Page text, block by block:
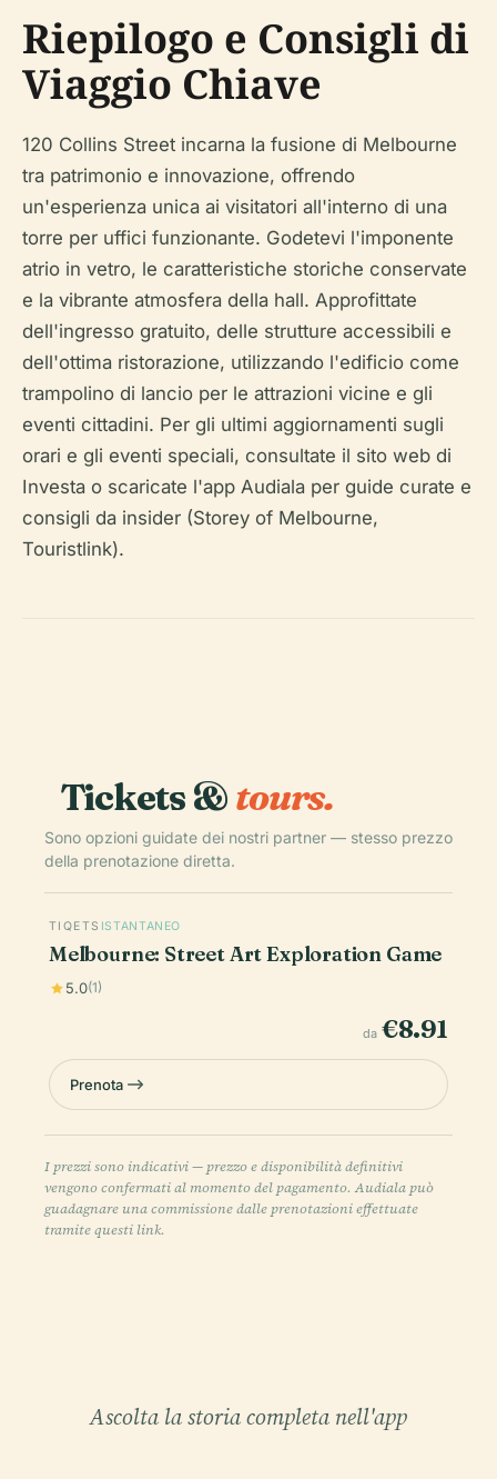
Riepilogo e Consigli di
Viaggio Chiave
120 Collins Street incarna la fusione di Melbourne
tra patrimonio e innovazione, offrendo
un'esperienza unica ai visitatori all'interno di una
torre per uffici funzionante. Godetevi l'imponente
atrio in vetro, le caratteristiche storiche conservate
e la vibrante atmosfera della hall. Approfittate
dell'ingresso gratuito, delle strutture accessibili e
dell'ottima ristorazione, utilizzando l'edificio come
trampolino di lancio per le attrazioni vicine e gli
eventi cittadini. Per gli ultimi aggiornamenti sugli
orari e gli eventi speciali, consultate il sito web di
Investa o scaricate l'app Audiala per guide curate e
consigli da insider (Storey of Melbourne,
Touristlink).
Tickets &tours.
Sono opzioni guidate dei nostri partner — stesso prezzo
della prenotazione diretta.
TIQETS ISTANTANEO
Melbourne: Street Art Exploration Game
5.0(1)
da €8.91
Prenota
I prezzi sono indicativi — prezzo e disponibilità definitivi
vengono confermati al momento del pagamento. Audiala può
guadagnare una commissione dalle prenotazioni effettuate
tramite questi link.
Ascolta la storia completa nell'app